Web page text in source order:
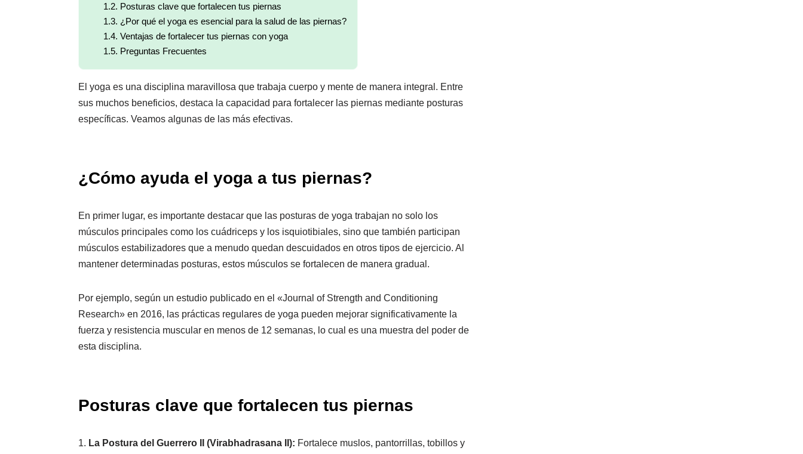
1.2. Posturas clave que fortalecen tus piernas
1.3. ¿Por qué el yoga es esencial para la salud de las piernas?
1.4. Ventajas de fortalecer tus piernas con yoga
1.5. Preguntas Frecuentes
El yoga es una disciplina maravillosa que trabaja cuerpo y mente de manera integral. Entre
sus muchos beneficios, destaca la capacidad para fortalecer las piernas mediante posturas
específicas. Veamos algunas de las más efectivas.
¿Cómo ayuda el yoga a tus piernas?
En primer lugar, es importante destacar que las posturas de yoga trabajan no solo los
músculos principales como los cuádriceps y los isquiotibiales, sino que también participan
músculos estabilizadores que a menudo quedan descuidados en otros tipos de ejercicio. Al
mantener determinadas posturas, estos músculos se fortalecen de manera gradual.
Por ejemplo, según un estudio publicado en el «Journal of Strength and Conditioning
Research» en 2016, las prácticas regulares de yoga pueden mejorar significativamente la
fuerza y resistencia muscular en menos de 12 semanas, lo cual es una muestra del poder de
esta disciplina.
Posturas clave que fortalecen tus piernas
1. La Postura del Guerrero II (Virabhadrasana II): Fortalece muslos, pantorrillas, tobillos y